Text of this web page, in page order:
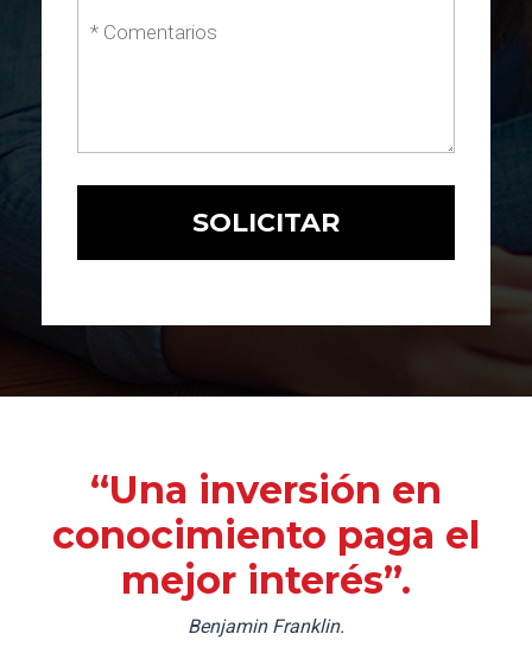
“Una inversión en
conocimiento paga el
mejor interés”.
Benjamin Franklin.